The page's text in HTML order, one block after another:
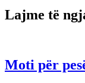
Lajme të
Moti për